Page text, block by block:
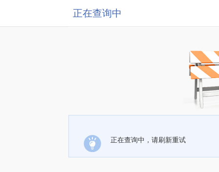
正在查询中
正在查询中，请刷新重试